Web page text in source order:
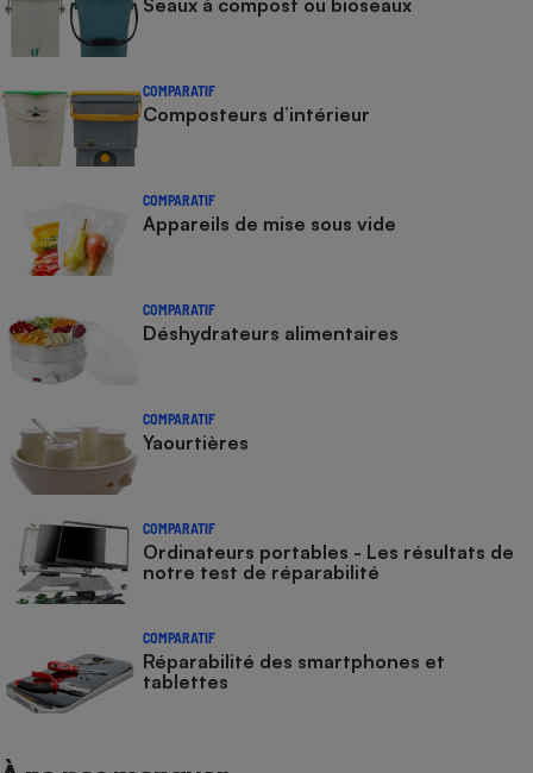
COMPARATIF
Composteurs d’intérieur
COMPARATIF
Appareils de mise sous vide
COMPARATIF
Déshydrateurs alimentaires
COMPARATIF
Yaourtières
COMPARATIF
Ordinateurs portables - Les résultats de
notre test de réparabilité
COMPARATIF
Réparabilité des smartphones et
tablettes